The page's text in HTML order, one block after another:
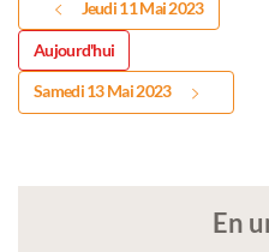
Jeudi 11 Mai 2023
Aujourd'hui
Samedi 13 Mai 2023
En